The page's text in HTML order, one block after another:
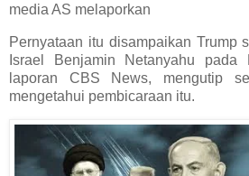
media AS melaporkan
Pernyataan itu disampaikan Trump
Israel Benjamin Netanyahu pada
laporan CBS News, mengutip
mengetahui pembicaraan itu.